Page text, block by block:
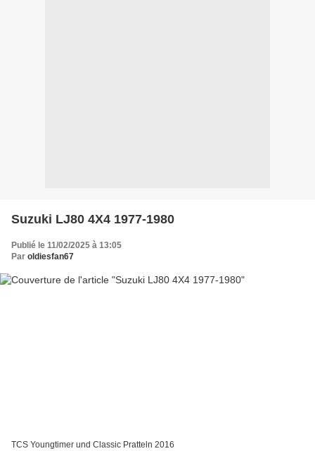
Suzuki LJ80 4X4 1977-1980
Publié le 11/02/2025 à 13:05
Par oldiesfan67
TCS Youngtimer und Classic Pratteln 2016